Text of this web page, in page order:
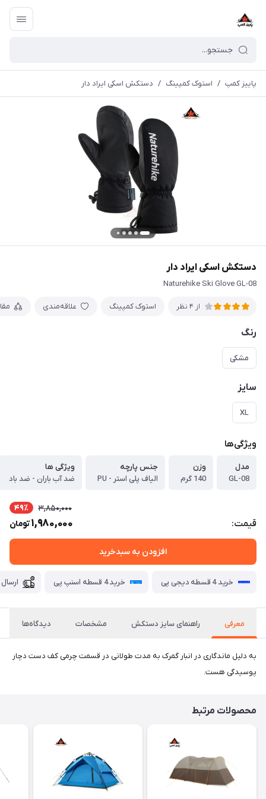
پاییز کمپ / استوک کمپینگ / دستکش اسکی ایراد دار
دستکش اسکی ایراد دار
Naturehike Ski Glove GL-08
از 4 نظر استوک کمپینگ علاقه‌مندی
رنگ
مشکی
سایز
XL
ویژگی‌ها
مدل
GL-08
وزن
140 گرم
جنس پارچه
الیاف پلی استر - PU
ویژگی ها
ضد آب باران - ضد باد
قیمت:
3,850,000 49٪
1,980,000تومان
افزودن به سبدخرید
خرید 4 قسطه دیجی پی خرید 4 قسطه اسنپ پی
معرفی راهنمای سایز دستکش مشخصات دیدگاه‌ها
به دلیل ماندگاری در انبار گمرک به مدت طولانی در قسمت چرمی کف دست دچار
پوسیدگی هست.
محصولات مرتبط